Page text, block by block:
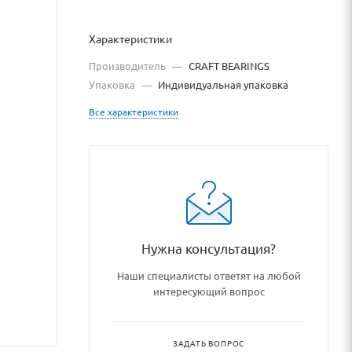
Характеристики
Производитель — CRAFT BEARINGS
Упаковка — Индивидуальная упаковка
Все характеристики
Нужна консультация?
Наши специалисты ответят на любой
интересующий вопрос
ЗАДАТЬ ВОПРОС